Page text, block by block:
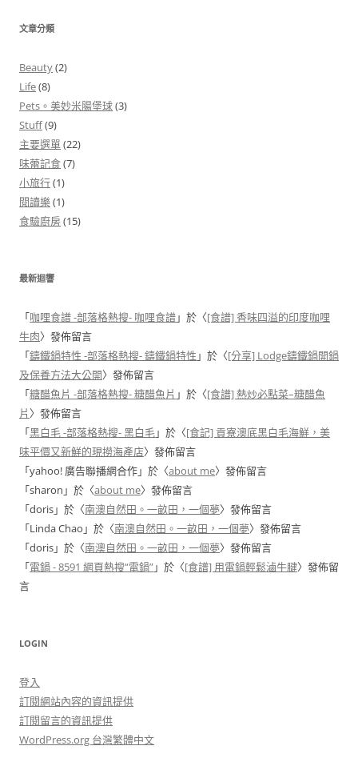
文章分類
Beauty(2)
Life(8)
Pets。美妙米腸堡球(3)
Stuff(9)
主要選單(22)
味蕾記食(7)
小旅行(1)
閱讀樂(1)
食驗廚房(15)
最新迴響
「咖哩食譜 -部落格熱搜- 咖哩食譜」於〈[食譜] 香味四溢的印度咖哩
牛肉〉發佈留言
「鑄鐵鍋特性 -部落格熱搜- 鑄鐵鍋特性 」於〈[分享] Lodge鑄鐵鍋開鍋
及保養方法大公開〉發佈留言
「糖醋魚片 -部落格熱搜- 糖醋魚片 」於〈[食譜] 熱炒必點菜–糖醋魚
片 〉發佈留言
「黑白毛 -部落格熱搜- 黑白毛」於〈[食記] 貢寮澳底黑白毛海鮮，美
味平價又新鮮的現撈海產店〉發佈留言
「yahoo! 廣告聯播網合作」於〈about me〉發佈留言
「sharon 」於〈about me〉發佈留言
「doris」於〈南澳自然田。一畝田，一個夢〉發佈留言
「Linda Chao 」於〈南澳自然田。一畝田，一個夢〉發佈留言
「doris」於〈南澳自然田。一畝田，一個夢〉發佈留言
「電鍋 - 8591 網頁熱搜“電鍋”」於〈[食譜] 用電鍋輕鬆滷牛腱〉發佈留
言
LOGIN
登入
訂閱網站內容的資訊提供
訂閱留言的資訊提供
WordPress.org 台灣繁體中文